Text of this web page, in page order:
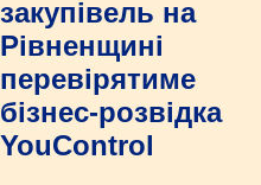
закупівель на
Рівненщині
перевірятиме
бізнес-розвідка
YouControl